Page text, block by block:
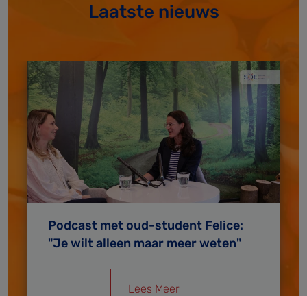
Laatste nieuws
Podcast met oud-student Felice:
"Je wilt alleen maar meer weten"
Lees Meer